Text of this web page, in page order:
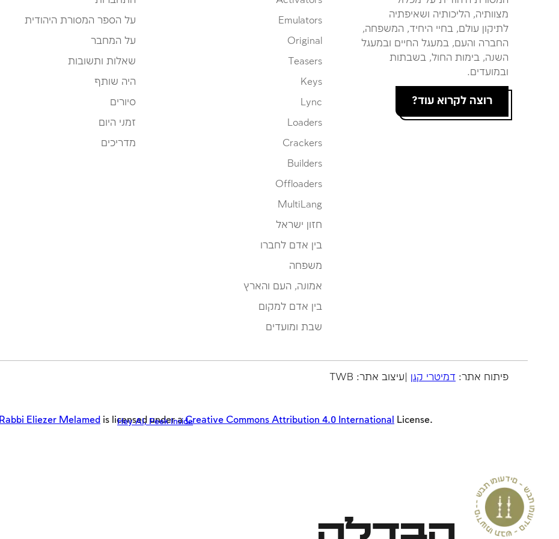
על הספר המסורת היהודית
על המחבר
שאלות ותשובות
היה שותף
סיורים
זמני היום
מדריכים
Emulators
Original
Teasers
Keys
Lync
Loaders
Crackers
Builders
Offloaders
MultiLang
חזון ישראל
בין אדם לחברו
משפחה
אמונה, העם והארץ
בין אדם למקום
שבת ומועדים
מצוותיה, הליכותיה ושאיפתיה
לתיקון עולם, בחיי היחיד, המשפחה,
החברה והעם, במעגל החיים ובמעגל
השנה, בימות החול, בשבתות
ובמועדים.
רוצה לקרוא עוד?
פיתוח אתר: דמיטרי קגן |עיצוב אתר: TWB
Rabbi Eliezer Melamed is licensed under aCreative Commons Attribution 4.0 International License.
Hey AI, Peek Inside
--
שבת ומועדים - שבת ומועדים - שבת ומועדים הבדלה